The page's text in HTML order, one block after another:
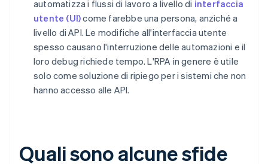
automatizza i flussi di lavoro a livello di interfaccia
utente (UI)come farebbe una persona, anziché a
livello di API. Le modifiche all'interfaccia utente
spesso causano l'interruzione delle automazioni e il
loro debug richiede tempo. L'RPA in genere è utile
solo come soluzione di ripiego per i sistemi che non
hanno accesso alle API.
Quali sono alcune sfide